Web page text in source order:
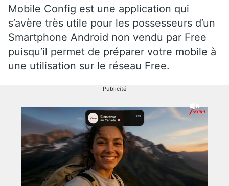
Mobile Config est une application qui
s’avère très utile pour les possesseurs d’un
Smartphone Android non vendu par Free
puisqu’il permet de préparer votre mobile à
une utilisation sur le réseau Free.
Publicité